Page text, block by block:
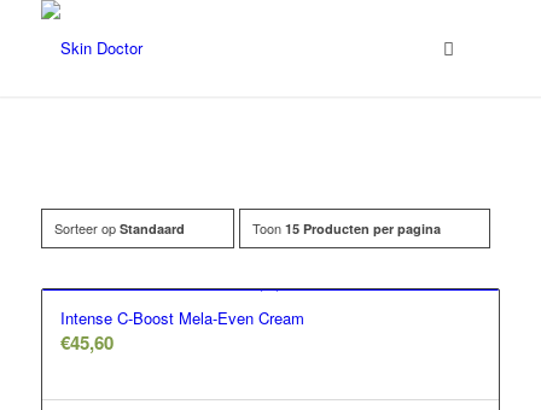
Filter assortiment
Coco en sebas
Sorteer op Standaard Toon 15 Producten per pagina
Intense C-Boost Mela-Even Cream
€45,60